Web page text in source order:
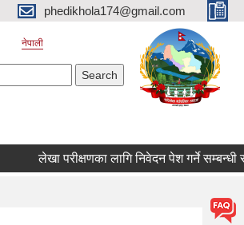
phedikhola174@gmail.com
नेपाली
लेखा परीक्षणका लागि निवेदन पेश गर्ने सम्बन्धी